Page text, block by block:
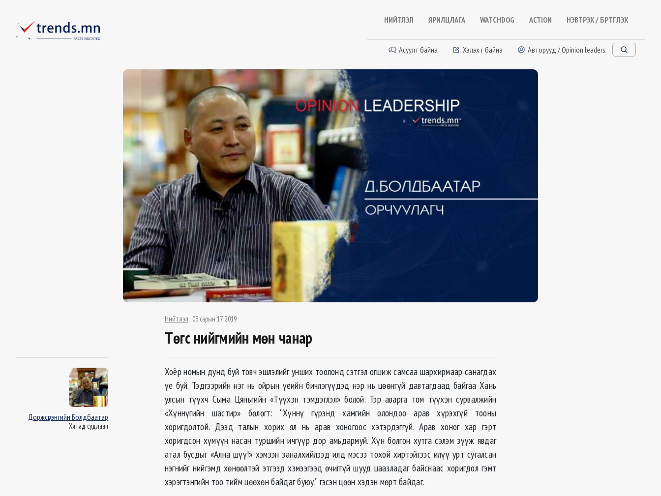
НИЙТЛЭЛ ЯРИЛЦЛАГА WATCHDOG ACTION НЭВТРЭХ / БҮРТГҮҮЛЭХ
Асуулт байна Хэлэх үг байна Авторууд / Opinion leaders
Нийтлэл 03 сарын 17, 2019
Төгс нийгмийн мөн чанар
Доржсүрэнгийн Болдбаатар
Хятад судлаач
Хоёр номын дунд буй товч эшлэлийг унших тоолонд сэтгэл огшиж самсаа шархирмаар санагдах
үе буй. Тэдгээрийн нэг нь ойрын үеийн бичлэгүүдэд нэр нь цөөнгүй давтагдаад байгаа Хань
улсын түүхч Сыма Цяньгийн «Түүхэн тэмдэглэл» болой. Тэр аварга том түүхэн сурвалжийн
«Хүннүгийн шастир» бөлөгт: “Хүннү гүрэнд хамгийн олондоо арав хүрэхгүй тооны
хоригдолтой. Дээд талын хорих ял нь арав хоногоос хэтэрдэггүй. Арав хоног хар гэрт
хоригдсон хүмүүн насан туршийн ичгүүр дор амьдармуй. Хүн болгон хутга сэлэм зүүж явдаг
атал бусдыг «Ална шүү!» хэмээн заналхийлээд илд мэсээ тохой хиртэйгээс илүү урт сугалсан
нэгнийг нийгэмд хөнөөлтэй этгээд хэмээгээд өчиггүй шууд цаазладаг байснаас хоригдол гэмт
хэрэгтэнгийн тоо тийм цөөхөн байдаг буюу.” гэсэн цөөн хэдэн мөрт байдаг.